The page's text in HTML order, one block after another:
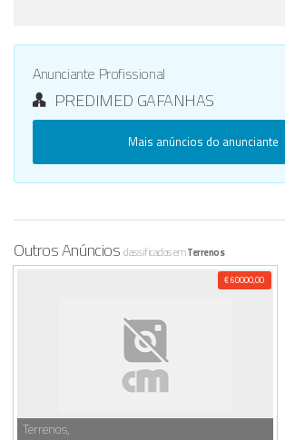
Anunciante Profissional
PREDIMED GAFANHAS
Mais anúncios do anunciante
Outros Anúncios classificados emTerrenos
€ 60000,00
Terrenos,